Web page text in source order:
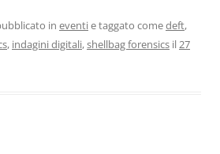
in eventie taggato comedeft,
, indagini digitali,shellbag forensics il27